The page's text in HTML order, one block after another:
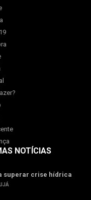
NOTÍCIAS
superar crise hídrica